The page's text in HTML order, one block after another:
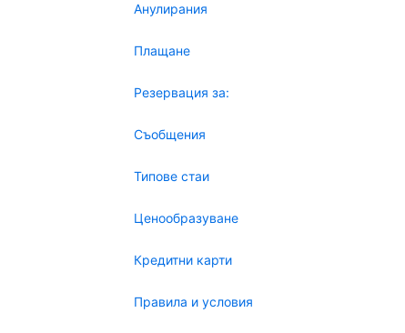
Анулирания
Плащане
Резервация за:
Съобщения
Типове стаи
Ценообразуване
Кредитни карти
Правила и условия